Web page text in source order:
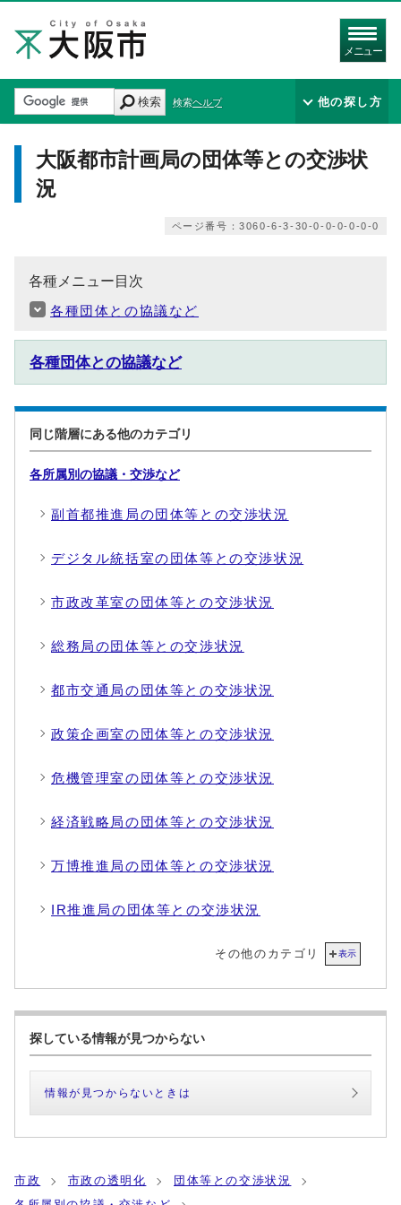
メニュー
検索 検索ヘルプ 他の探し方
大阪都市計画局の団体等との交渉状
況
ページ番号：3060-6-3-30-0-0-0-0-0-0
各種メニュー目次
各種団体との協議など
各種団体との協議など
同じ階層にある他のカテゴリ
各所属別の協議・交渉など
副首都推進局の団体等との交渉状況
デジタル統括室の団体等との交渉状況
市政改革室の団体等との交渉状況
総務局の団体等との交渉状況
都市交通局の団体等との交渉状況
政策企画室の団体等との交渉状況
危機管理室の団体等との交渉状況
経済戦略局の団体等との交渉状況
万博推進局の団体等との交渉状況
IR推進局の団体等との交渉状況
その他のカテゴリ 表示
探している情報が見つからない
情報が見つからないときは
市政 市政の透明化
団体等との交渉状況